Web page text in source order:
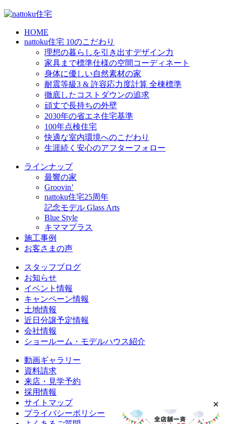
HOME
nattoku住宅 10のこだわり
理想の暮らしを引き出すデザイン力
家具まで標準仕様の空間コーディネート
身体に優しい自然素材の家
耐震等級3 & 許容応力度計算 全棟標準
徹底したコストダウンの追求
頑丈で長持ちの外壁
2030年の省エネ住宅基準
100年点検住宅
快適な室内環境へのこだわり
生涯続く安心のアフターフォロー
ラインナップ
最響の家
Groovin’
nattoku住宅25周年
記念モデル Glass Arts
Blue Style
キママプラス
施工事例
お客さまの声
スタッフブログ
お知らせ
イベント情報
キャンペーン情報
土地情報
近日分譲予定情報
会社情報
ショールーム・モデルハウス紹介
動画ギャラリー
資料請求
来店・見学予約
採用情報
サイトマップ
プライバシーポリシー